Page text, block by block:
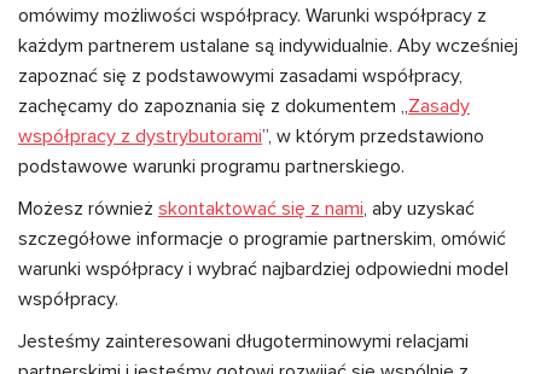
omówimy możliwości współpracy. Warunki współpracy z
każdym partnerem ustalane są indywidualnie. Aby wcześniej
zapoznać się z podstawowymi zasadami współpracy,
zachęcamy do zapoznania się z dokumentem „Zasady
współpracy z dystrybutorami”, w którym przedstawiono
podstawowe warunki programu partnerskiego.
Możesz również skontaktować się z nami, aby uzyskać
szczegółowe informacje o programie partnerskim, omówić
warunki współpracy i wybrać najbardziej odpowiedni model
współpracy.
Jesteśmy zainteresowani długoterminowymi relacjami